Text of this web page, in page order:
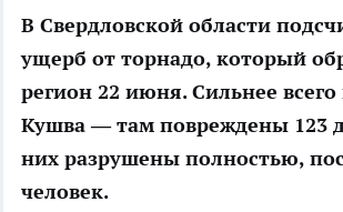
В Свердловской области
ущерб от торнадо, который
регион 22 июня. Сильнее всего
Кушва — там повреждены 123
них разрушены полностью,
человек.